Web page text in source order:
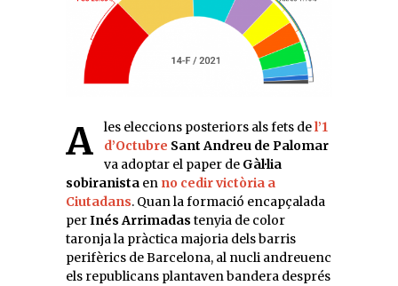
A les eleccions posteriors als fets del’1
d’Octubre Sant Andreu de Palomar
va adoptar el paper de Gàl·lia
sobiranista en no cedir victòria a
Ciutadans. Quan la formació encapçalada
perInés Arrimadas tenyia de color
taronja la pràctica majoria dels barris
perifèrics de Barcelona, al nucli andreuenc
els republicans plantaven bandera després